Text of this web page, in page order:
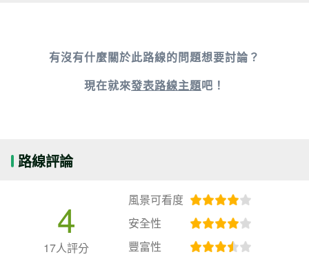
有沒有什麼關於此路線的問題想要討論？
現在就來發表路線主題吧！
路線評論
4
17人評分
風景可看度
安全性
豐富性